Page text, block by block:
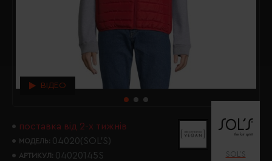
ВІДЕО
поставка від 2-х тижнів
МОДЕЛЬ: 04020(SOL’S)
АРТИКУЛ: 04020145S SOL’S